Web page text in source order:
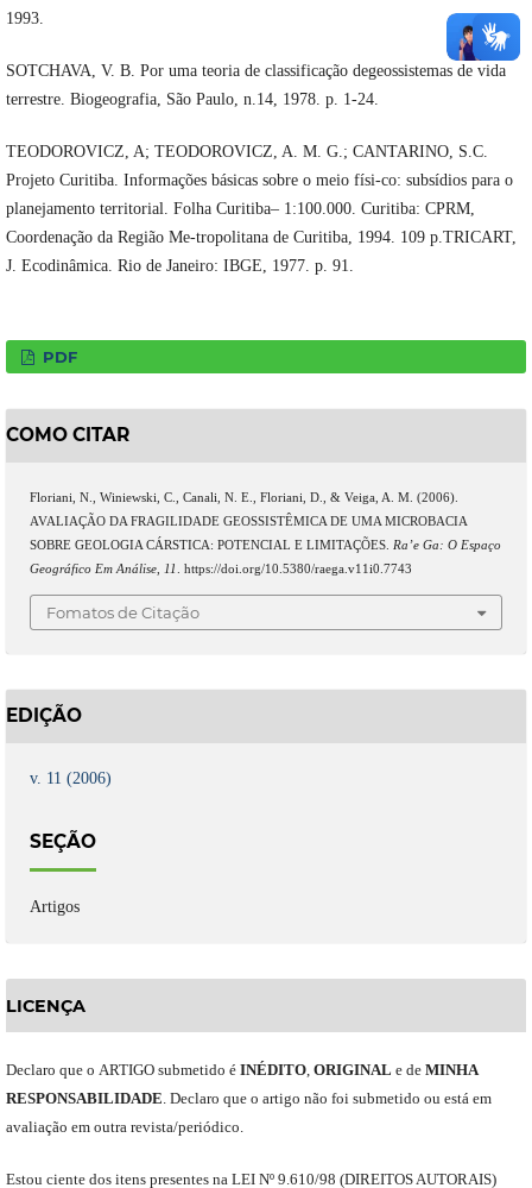
1993.
SOTCHAVA, V. B. Por uma teoria de classificação degeossistemas de vida
terrestre. Biogeografia, São Paulo, n.14, 1978. p. 1-24.
TEODOROVICZ, A; TEODOROVICZ, A. M. G.; CANTARINO, S.C.
Projeto Curitiba. Informações básicas sobre o meio físi-co: subsídios para o
planejamento territorial. Folha Curitiba– 1:100.000. Curitiba: CPRM,
Coordenação da Região Me-tropolitana de Curitiba, 1994. 109 p.TRICART,
J. Ecodinâmica. Rio de Janeiro: IBGE, 1977. p. 91.
PDF
COMO CITAR
Floriani, N., Winiewski, C., Canali, N. E., Floriani, D., & Veiga, A. M. (2006).
AVALIAÇÃO DA FRAGILIDADE GEOSSISTÊMICA DE UMA MICROBACIA
SOBRE GEOLOGIA CÁRSTICA: POTENCIAL E LIMITAÇÕES. Ra’e Ga: O Espaço
Geográfico Em Análise, 11 . https://doi.org/10.5380/raega.v11i0.7743
Fomatos de Citação
EDIÇÃO
v. 11 (2006)
SEÇÃO
Artigos
LICENÇA
Declaro que o ARTIGO submetido é INÉDITO, ORIGINAL ede MINHA
RESPONSABILIDADE Declaro que o artigo não foi submetido ou está em
avaliação em outra revista/periódico.
Estou ciente dos itens presentes na LEI Nº 9.610/98 (DIREITOS AUTORAIS)